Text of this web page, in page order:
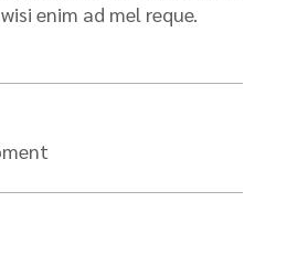
enim ad mel reque.